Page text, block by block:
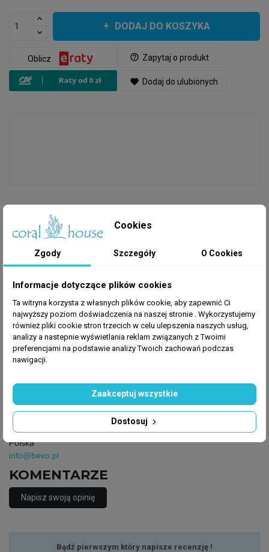
DODAJ DO KOSZYKA
help_outline Zapytaj o produkt
Oblicz
favorite Dodaj do ulubionych
GPSR
Producent : Hydraulika
Producent
Bevo Poland
Logistyczna 5,
62-070 Dopiewo,
Polska
Osoba odpowiedzialna
Bevo Poland
Logistyczna 5,
62-070 Dopiewo,
Polska
info@bevo.pl
KOMENTARZE
Napisz swoją opinię
Bądź pierwszym który napisze recenzję !
Cookies
Zgody Szczegóły O Cookies
Informacje dotyczące plików cookies
Ta witryna korzysta z własnych plików cookie, aby zapewnić Ci
najwyższy poziom doświadczenia na naszej stronie . Wykorzystujemy
również pliki cookie stron trzecich w celu ulepszenia naszych usług,
analizy a nastepnie wyświetlania reklam związanych z Twoimi
preferencjami na podstawie analizy Twoich zachowań podczas
nawigacji.
Dostosuj
Zaakceptuj wszystkie